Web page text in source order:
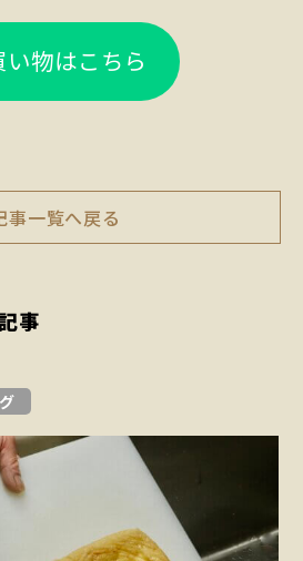
い物はこちら
事一覧へ戻る
事